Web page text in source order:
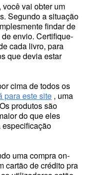
vai obter um
Segundo a situação
findar de
envio. Certifique-
cada livro, para
que devia estar
cima de todos os
para este site , uma
produtos são
do que eles
especificação
uma compra on-
cartão de crédito pra